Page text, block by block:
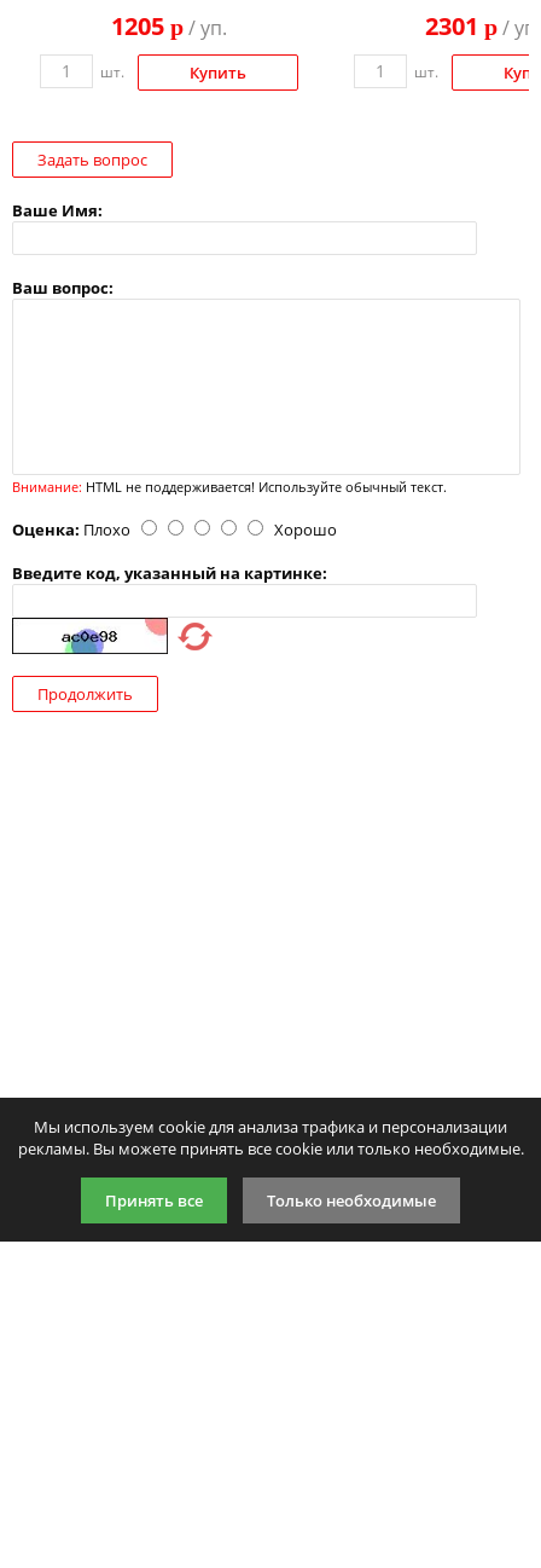
1205 p/ уп.
шт. Купить
2301 p/ уп.
шт.
Задать вопрос
Ваше Имя:
Ваш вопрос:
Внимание: HTML не поддерживается! Используйте обычный текст.
Оценка: Плохо
Хорошо
Введите код, указанный на картинке:
Продолжить
Мы используем cookie для анализа трафика и персонализации
рекламы. Вы можете принять все cookie или только необходимые.
Принять все Только необходимые